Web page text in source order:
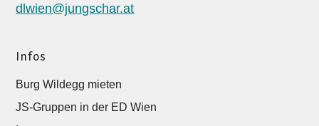
dlwien@jungschar.at
Infos
Burg Wildegg mieten
JS-Gruppen in der ED Wien